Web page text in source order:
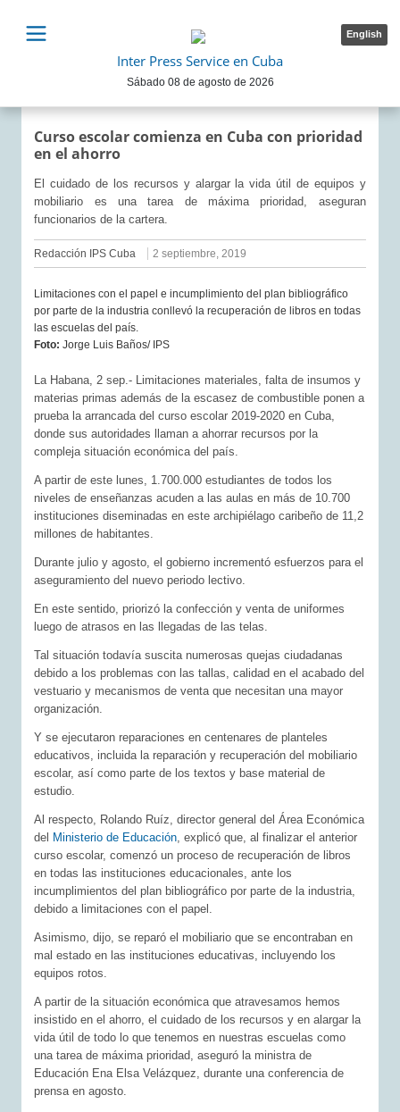
English
Inter Press Service en Cuba
Sábado 08 de agosto de 2026
Curso escolar comienza en Cuba con prioridad
en el ahorro
El cuidado de los recursos y alargar la vida útil de equipos y
mobiliario es una tarea de máxima prioridad, aseguran
funcionarios de la cartera.
Redacción IPS Cuba 2 septiembre, 2019
Limitaciones con el papel e incumplimiento del plan bibliográfico
por parte de la industria conllevó la recuperación de libros en todas
las escuelas del país.
Foto:Jorge Luis Baños/ IPS
La Habana, 2 sep.- Limitaciones materiales, falta de insumos y
materias primas además de la escasez de combustible ponen a
prueba la arrancada del curso escolar 2019-2020 en Cuba,
donde sus autoridades llaman a ahorrar recursos por la
compleja situación económica del país.
A partir de este lunes, 1.700.000 estudiantes de todos los
niveles de enseñanzas acuden a las aulas en más de 10.700
instituciones diseminadas en este archipiélago caribeño de 11,2
millones de habitantes.
Durante julio y agosto, el gobierno incrementó esfuerzos para el
aseguramiento del nuevo periodo lectivo.
En este sentido, priorizó la confección y venta de uniformes
luego de atrasos en las llegadas de las telas.
Tal situación todavía suscita numerosas quejas ciudadanas
debido a los problemas con las tallas, calidad en el acabado del
vestuario y mecanismos de venta que necesitan una mayor
organización.
Y se ejecutaron reparaciones en centenares de planteles
educativos, incluida la reparación y recuperación del mobiliario
escolar, así como parte de los textos y base material de
estudio.
Al respecto, Rolando Ruíz, director general del Área Económica
del Ministerio de Educación, explicó que, al finalizar el anterior
curso escolar, comenzó un proceso de recuperación de libros
en todas las instituciones educacionales, ante los
incumplimientos del plan bibliográfico por parte de la industria,
debido a limitaciones con el papel.
Asimismo, dijo, se reparó el mobiliario que se encontraban en
mal estado en las instituciones educativas, incluyendo los
equipos rotos.
A partir de la situación económica que atravesamos hemos
insistido en el ahorro, el cuidado de los recursos y en alargar la
vida útil de todo lo que tenemos en nuestras escuelas como
una tarea de máxima prioridad, aseguró la ministra de
Educación Ena Elsa Velázquez, durante una conferencia de
prensa en agosto.